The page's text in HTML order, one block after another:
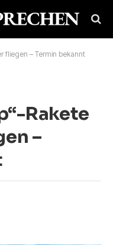
fliegen – Termin bekannt
Rakete
–